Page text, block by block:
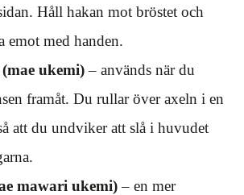
Håll hakan mot bröstet och
emot med handen.
ukemi)– används när du
framåt. Du rullar över axeln i en
att du undviker att slå i huvudet
mawari ukemi)– en mer